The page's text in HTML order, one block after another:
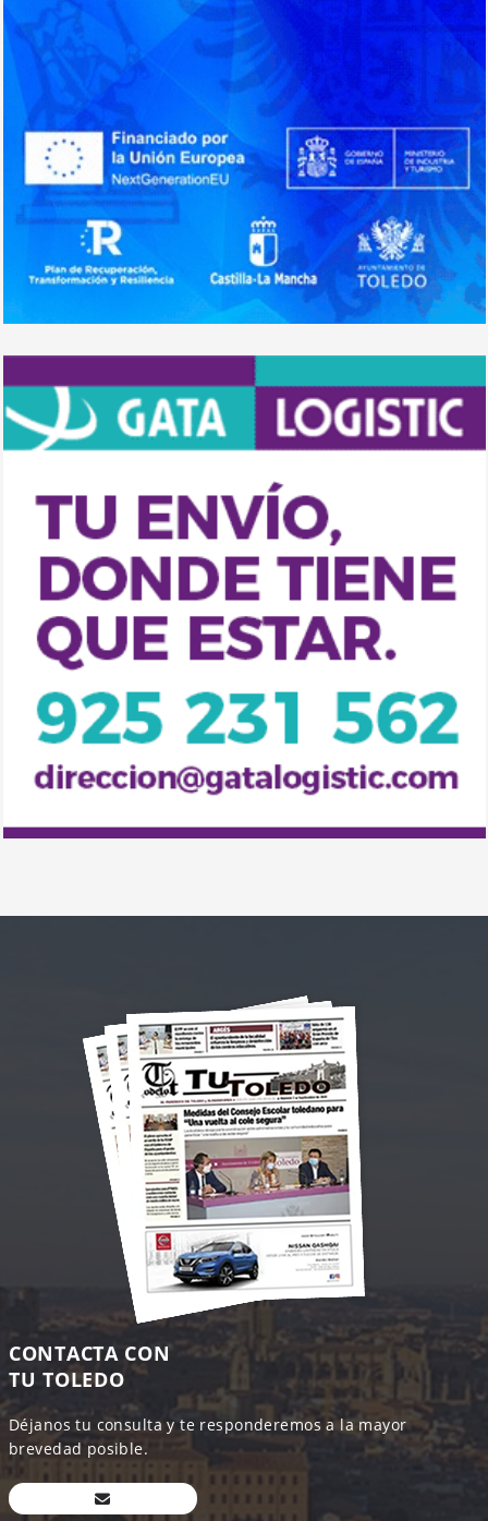
CONTACTA CON
TU TOLEDO
Déjanos tu consulta y te responderemos a la mayor
brevedad posible.